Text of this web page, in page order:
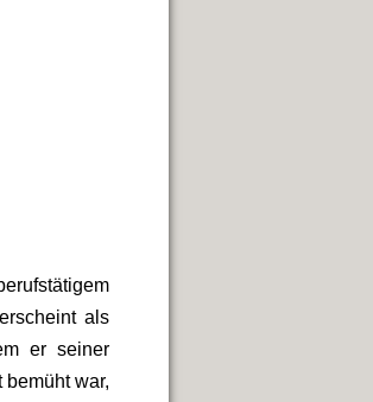
als
er seiner
war,